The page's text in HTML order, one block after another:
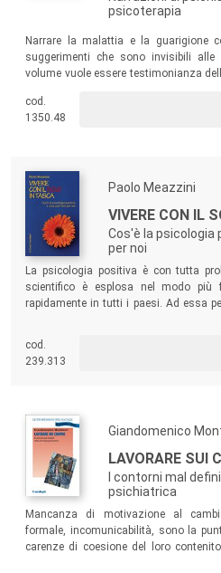
psicoterapia
Narrare la malattia e la guarigione
suggerimenti che sono invisibili
volume vuole essere testimonianza
dalla loro filosofia di riferimento, dalla
dal rapporto con alcuni tipi di pazienti
cod.
1350.48
Paolo Meazzini
VIVERE CON IL
Cos'è la psicologia
per noi
La psicologia positiva è con tutta
scientifico è esplosa nel modo più
rapidamente in tutti i paesi. Ad essa
divulgazione di basso livello.
soddisfacente. Sicuramente imparerete
vostra esistenza un percorso più
cod.
239.313
Giandomenico
LAVORARE SUI
I contorni mal
psichiatrica
Mancanza di motivazione al
formale, incomunicabilità, sono la
carenze di coesione del loro
espressive e comportamentali